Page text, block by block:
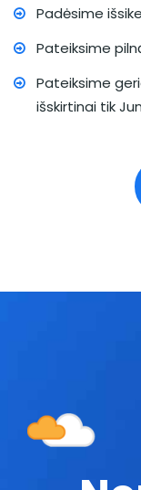
Padėsime
Pateiksime
Pateiksime
išskirtinai tik